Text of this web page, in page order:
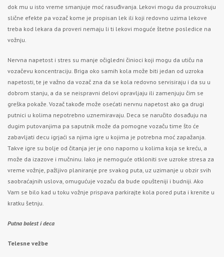
dok mu u isto vreme smanjuje moć rasuđivanja. Lekovi mogu da prouzrokuju
slične efekte pa vozač kome je propisan lek ili koji redovno uzima lekove
treba kod lekara da proveri nemaju li ti lekovi moguće štetne posledice na
vožnju.
Nervna napetost i stres su manje očigledni činioci koji mogu da utiču na
vozačevu koncentraciju. Briga oko samih kola može biti jedan od uzroka
napetosti, te je važno da vozač zna da se kola redovno servisiraju i da su u
dobrom stanju, a da se neispravni delovi opravljaju ili zamenjuju čim se
greška pokaže. Vozač takođe može osećati nervnu napetost ako ga drugi
putnici u kolima nepotrebno uznemiravaju. Deca se naručito dosađuju na
dugim putovanjima pa saputnik može da pomogne vozaču time što će
zabavljati decu igrjaći sa njima igre u kojima je potrebna moć zapažanja.
Takve igre su bolje od čitanja jer je ono naporno u kolima koja se kreću, a
može da izazove i mučninu. Iako je nemoguće otkloniti sve uzroke stresa za
vreme vožnje, pažljivo planiranje pre svakog puta, uz uzimanje u obzir svih
saobraćajnih uslova, omugućuje vozaču da bude opušteniji i budniji. Ako
Vam se bilo kad u toku vožnje prispava parkirajte kola pored puta i krenite u
kratku šetnju.
Putna bolest i deca
Telesne vežbe